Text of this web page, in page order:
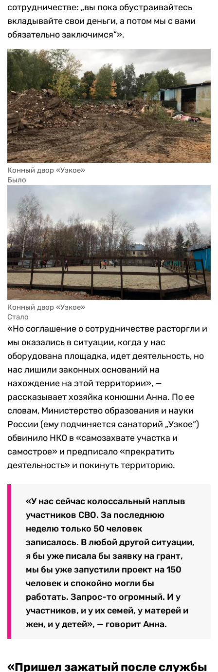
сотрудничестве: „вы пока обустраивайтесь
вкладывайте свои деньги, а потом мы с вами
обязательно заключимся“».
Конный двор «Узкое»
Было
Конный двор «Узкое»
Стало
«Но соглашение о сотрудничестве расторгли и
мы оказались в ситуации, когда у нас
оборудована площадка, идет деятельность, но
нас лишили законных оснований на
нахождение на этой территории», —
рассказывает хозяйка конюшни Анна. По ее
словам, Министерство образования и науки
России (ему подчиняется санаторий „Узкое“)
обвинило НКО в «самозахвате участка и
самострое» и предписало «прекратить
деятельность» и покинуть территорию.
«У нас сейчас колоссальный наплыв
участников СВО. За последнюю
неделю только 50 человек
записалось. В любой другой ситуации,
я бы уже писала бы заявку на грант,
мы бы уже запустили проект на 150
человек и спокойно могли бы
работать. Запрос-то огромный. И у
участников, и у их семей, у матерей и
жен, и у детей», — говорит Анна.
«Пришел зажатый после службы